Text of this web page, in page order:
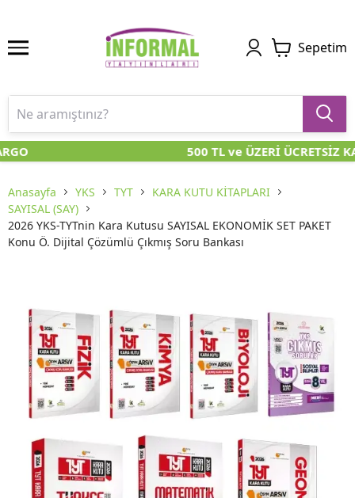
Sepetim
500 TL ve ÜZERİ ÜCRETSİZ
Anasayfa YKS TYT
KARA KUTU KİTAPLARI
SAYISAL (SAY)
2026 YKS-TYTnin Kara Kutusu SAYISAL EKONOMİK SET PAKET
Konu Ö. Dijital Çözümlü Çıkmış Soru Bankası